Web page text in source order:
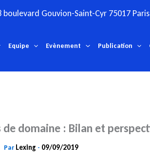
boulevard Gouvion-Saint-Cyr 75017 Paris
Equipe Evènement Publication
domaine : Bilan et
Par Lexing - 09/09/2019